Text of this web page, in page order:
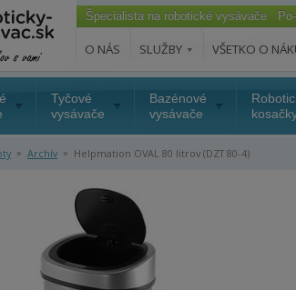
Špecialista na robotické vysávače
O NÁS SLUŽBY VŠETKO O
Tyčové
vysávače
Bazénové
vysávače
» Archív » Helpmation OVAL 80 litrov (DZT 80-4)